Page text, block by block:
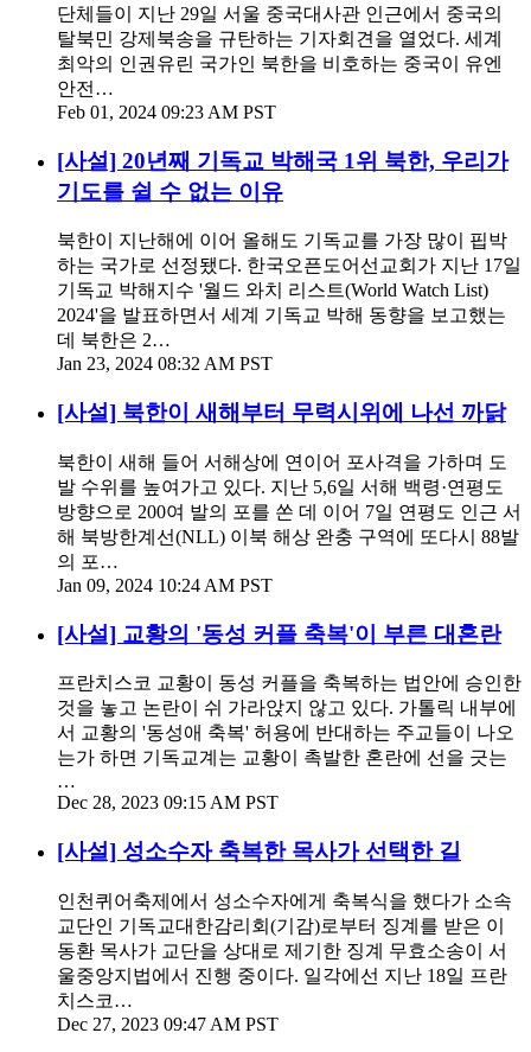
단체들이 지난 29일 서울 중국대사관 인근에서 중국의
탈북민 강제북송을 규탄하는 기자회견을 열었다. 세계
최악의 인권유린 국가인 북한을 비호하는 중국이 유엔
안전…
Feb 01, 2024 09:23 AM PST
[사설] 20년째 기독교 박해국 1위 북한, 우리가
기도를 쉴 수 없는 이유
북한이 지난해에 이어 올해도 기독교를 가장 많이 핍박
하는 국가로 선정됐다. 한국오픈도어선교회가 지난 17일
기독교 박해지수 '월드 와치 리스트(World Watch List)
2024'을 발표하면서 세계 기독교 박해 동향을 보고했는
데 북한은 2…
Jan 23, 2024 08:32 AM PST
[사설] 북한이 새해부터 무력시위에 나선 까닭
북한이 새해 들어 서해상에 연이어 포사격을 가하며 도
발 수위를 높여가고 있다. 지난 5,6일 서해 백령·연평도
방향으로 200여 발의 포를 쏜 데 이어 7일 연평도 인근 서
해 북방한계선(NLL) 이북 해상 완충 구역에 또다시 88발
의 포…
Jan 09, 2024 10:24 AM PST
[사설] 교황의 '동성 커플 축복'이 부른 대혼란
프란치스코 교황이 동성 커플을 축복하는 법안에 승인한
것을 놓고 논란이 쉬 가라앉지 않고 있다. 가톨릭 내부에
서 교황의 '동성애 축복' 허용에 반대하는 주교들이 나오
는가 하면 기독교계는 교황이 촉발한 혼란에 선을 긋는
…
Dec 28, 2023 09:15 AM PST
[사설] 성소수자 축복한 목사가 선택한 길
인천퀴어축제에서 성소수자에게 축복식을 했다가 소속
교단인 기독교대한감리회(기감)로부터 징계를 받은 이
동환 목사가 교단을 상대로 제기한 징계 무효소송이 서
울중앙지법에서 진행 중이다. 일각에선 지난 18일 프란
치스코…
Dec 27, 2023 09:47 AM PST